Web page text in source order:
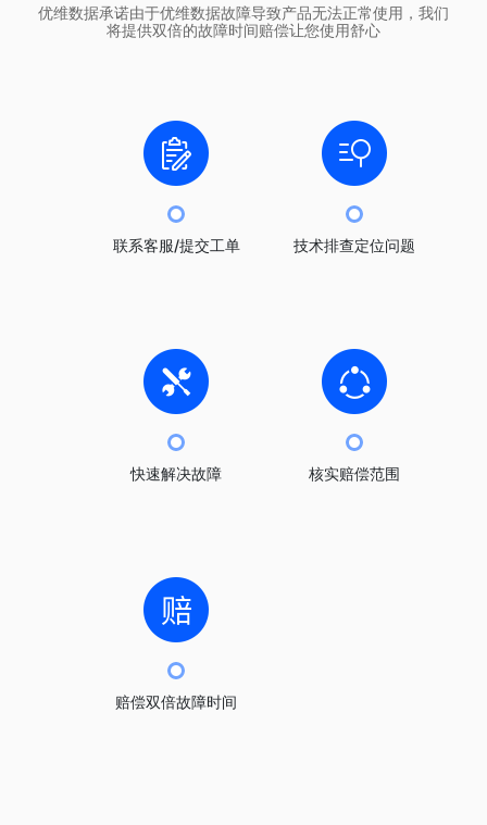
优维数据承诺由于优维数据故障导致产品无法正常使用，我们
将提供双倍的故障时间赔偿让您使用舒心
联系客服/提交工单 技术排查定位问题
快速解决故障 核实赔偿范围
赔偿双倍故障时间